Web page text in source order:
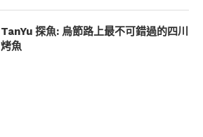
TanYu 探魚: 烏節路上最不可錯過的四川
烤魚